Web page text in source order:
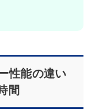
性能の違い
間